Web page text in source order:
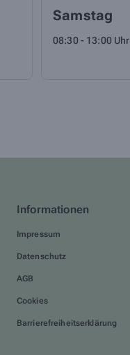
Samstag
08:30 - 13:00 Uhr
Informationen
Impressum
Datenschutz
AGB
Cookies
Barrierefreiheitserklärung